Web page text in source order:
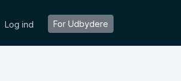
Log ind For Udbydere